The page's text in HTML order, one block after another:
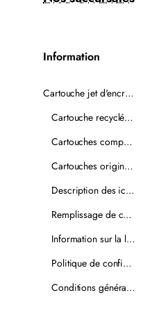
Information
Cartouche jet d'encre recyclée
Cartouche recyclée PLUS
Cartouches compatibles
Cartouches originales
Description des icônes
Remplissage de cartouches
Information sur la livraison
Politique de confidentialité
Conditions générales de vente